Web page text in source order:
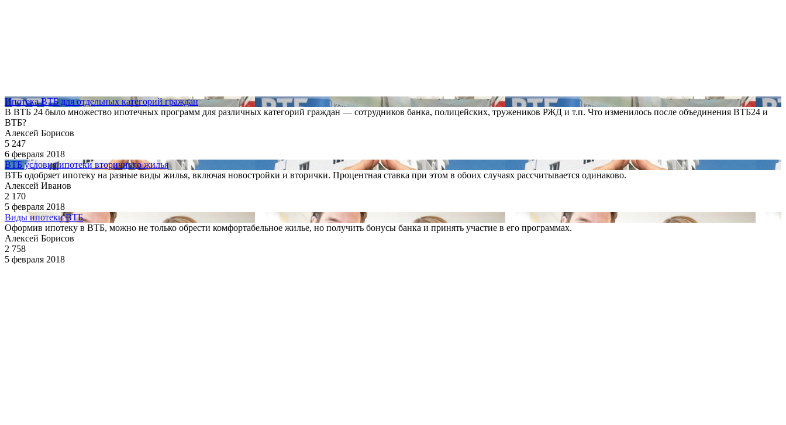
Ипотека ВТБ для отдельных категорий граждан
В ВТБ 24 было множество ипотечных программ для различных категорий граждан — сотрудников банка, полицейских, тружеников РЖД и т.п. Что изменилось после объединения ВТБ24 и
ВТБ?
Алексей Борисов
5 247
6 февраля 2018
ВТБ условия ипотеки вторичного жилья
ВТБ одобряет ипотеку на разные виды жилья, включая новостройки и вторички. Процентная ставка при этом в обоих случаях рассчитывается одинаково.
Алексей Иванов
2 170
5 февраля 2018
Виды ипотеки ВТБ
Оформив ипотеку в ВТБ, можно не только обрести комфортабельное жилье, но получить бонусы банка и принять участие в его программах.
Алексей Борисов
2 758
5 февраля 2018